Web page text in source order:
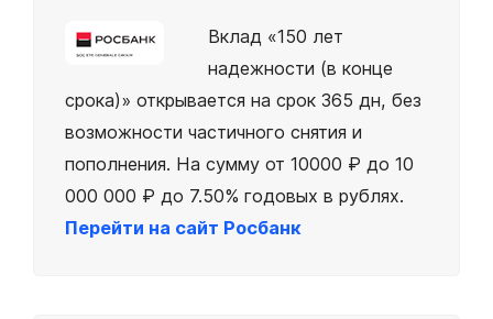
Вклад «150 лет
надежности (в конце
срока)» открывается на срок 365 дн, без
возможности частичного снятия и
пополнения. На сумму от 10000 ₽ до 10
000 000 ₽ до 7.50% годовых в рублях.
Перейти на сайт Росбанк